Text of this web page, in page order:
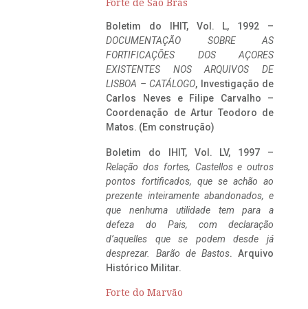
Forte de São Brás
Boletim do IHIT, Vol. L, 1992 –
DOCUMENTAÇÃO SOBRE AS
FORTIFICAÇÕES DOS AÇORES
EXISTENTES NOS ARQUIVOS DE
LISBOA – CATÁLOGO, Investigação de
Carlos Neves e Filipe Carvalho –
Coordenação de Artur Teodoro de
Matos. (Em construção)
Boletim do IHIT, Vol. LV, 1997 –
Relação dos fortes, Castellos e outros
pontos fortificados, que se achão ao
prezente inteiramente abandonados, e
que nenhuma utilidade tem para a
defeza do Pais, com declaração
d’aquelles que se podem desde já
desprezar. Barão de Bastos. Arquivo
Histórico Militar.
Forte do Marvão